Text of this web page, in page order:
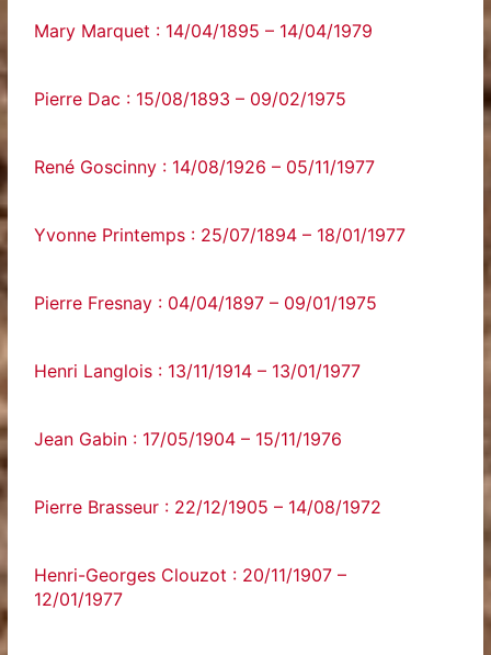
Mary Marquet : 14/04/1895 – 14/04/1979
Pierre Dac : 15/08/1893 – 09/02/1975
René Goscinny : 14/08/1926 – 05/11/1977
Yvonne Printemps : 25/07/1894 – 18/01/1977
Pierre Fresnay : 04/04/1897 – 09/01/1975
Henri Langlois : 13/11/1914 – 13/01/1977
Jean Gabin : 17/05/1904 – 15/11/1976
Pierre Brasseur : 22/12/1905 – 14/08/1972
Henri-Georges Clouzot : 20/11/1907 –
12/01/1977